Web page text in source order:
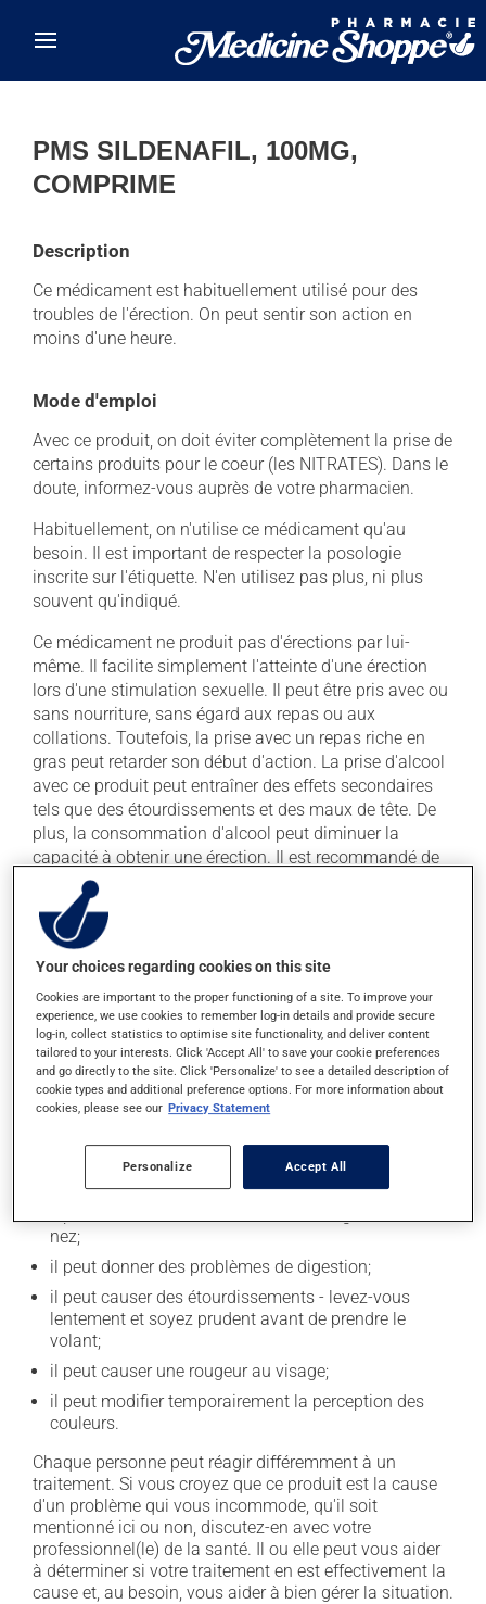
PMS SILDENAFIL, 100MG,
COMPRIME
Description
Ce médicament est habituellement utilisé pour des
troubles de l'érection. On peut sentir son action en
moins d'une heure.
Mode d'emploi
Avec ce produit, on doit éviter complètement la prise de
certains produits pour le coeur (les NITRATES). Dans le
doute, informez-vous auprès de votre pharmacien.
Habituellement, on n'utilise ce médicament qu'au
besoin. Il est important de respecter la posologie
inscrite sur l'étiquette. N'en utilisez pas plus, ni plus
souvent qu'indiqué.
Ce médicament ne produit pas d'érections par lui-
même. Il facilite simplement l'atteinte d'une érection
lors d'une stimulation sexuelle. Il peut être pris avec ou
sans nourriture, sans égard aux repas ou aux
collations. Toutefois, la prise avec un repas riche en
gras peut retarder son début d'action. La prise d'alcool
avec ce produit peut entraîner des effets secondaires
tels que des étourdissements et des maux de tête. De
plus, la consommation d'alcool peut diminuer la
capacité à obtenir une érection. Il est recommandé de
limiter la consommation d'alcool durant le traitement.
Évitez de prendre du pamplemousse ou du jus de
pamplemousse durant tout votre traitement. Le
pamplemousse peut sensiblement modifier l'effet de
votre médicament.
Effets indésirables
En plus de ses effets recherchés, ce produit peut à
l'occasion entraîner certains effets indésirables (effets
secondaires), notamment :
il peut causer des maux de tête;
nez;
il peut donner des problèmes de digestion;
il peut causer des étourdissements - levez-vous
lentement et soyez prudent avant de prendre le
volant;
il peut causer une rougeur au visage;
il peut modifier temporairement la perception des
couleurs.
Chaque personne peut réagir différemment à un
traitement. Si vous croyez que ce produit est la cause
d'un problème qui vous incommode, qu'il soit
mentionné ici ou non, discutez-en avec votre
professionnel(le) de la santé. Il ou elle peut vous aider
à déterminer si votre traitement en est effectivement la
cause et, au besoin, vous aider à bien gérer la situation.
Your choices regarding cookies on this site
Cookies are important to the proper functioning of a site. To improve your
experience, we use cookies to remember log-in details and provide secure
log-in, collect statistics to optimise site functionality, and deliver content
tailored to your interests. Click 'Accept All' to save your cookie preferences
and go directly to the site. Click 'Personalize' to see a detailed description of
cookie types and additional preference options. For more information about
cookies, please see our Privacy Statement
Personalize Accept All